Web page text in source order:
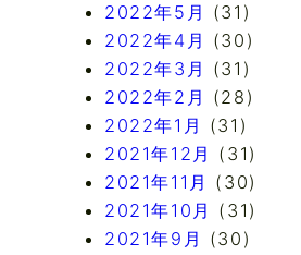
2022年5月 (31)
2022年4月 (30)
2022年3月 (31)
2022年2月 (28)
2022年1月 (31)
2021年12月 (31)
2021年11月 (30)
2021年10月 (31)
2021年9月 (30)